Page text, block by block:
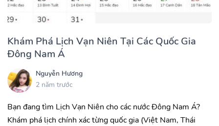
Khám Phá Lịch Vạn Niên Tại Các Quốc Gia
Đông Nam Á
Nguyễn Hương
2 năm trước
Bạn đang tìm Lịch Vạn Niên cho các nước Đông Nam Á?
Khám phá lịch chính xác từng quốc gia (Việt Nam, Thái